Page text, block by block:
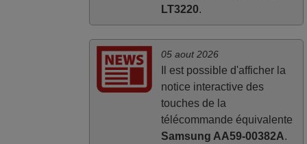
LT3220.
05 aout 2026
Il est possible d'afficher la
notice interactive des
touches de la
télécommande équivalente
Samsung AA59-00382A.